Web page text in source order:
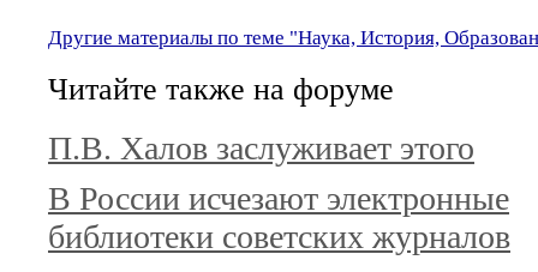
Другие материалы по теме "Наука, История,
Читайте также на форуме
П.В. Халов заслуживает этого
В России исчезают электронные
библиотеки советских журналов